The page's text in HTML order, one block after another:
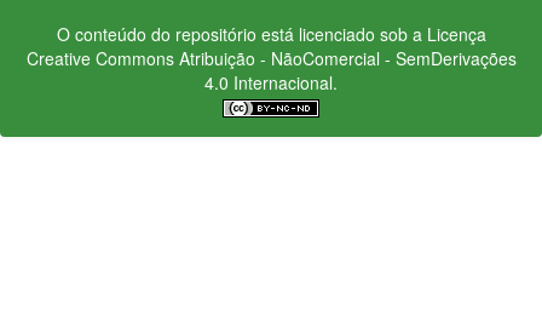
O conteúdo do repositório está licenciado sob a Licença
Creative CommonsAtribuição - NãoComercial - SemDerivações
4.0 Internacional.